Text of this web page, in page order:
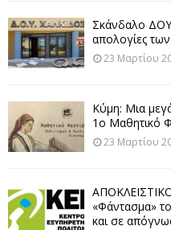
Σκάνδαλο ΔΟΥ
απολογίες
23 Μαρτίου
Κύμη: Μια
1ο Μαθητικό
23 Μαρτίου
«Φάντασμα»
και σε